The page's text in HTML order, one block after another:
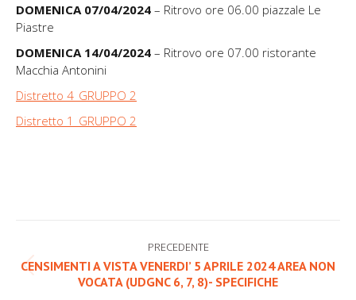
DOMENICA 07/04/2024 – Ritrovo ore 06.00 piazzale Le
Piastre
DOMENICA 14/04/2024 – Ritrovo ore 07.00 ristorante
Macchia Antonini
Distretto 4_GRUPPO 2
Distretto 1_GRUPPO 2
tra
PRECEDENTE
Post
precedente:
CENSIMENTI A VISTA VENERDI’ 5 APRILE 2024 AREA NON
VOCATA (UDGNC 6, 7, 8)- SPECIFICHE